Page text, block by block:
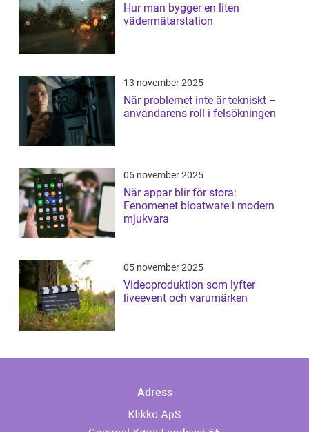
Hur man bygger en liten
vädermätarstation
13 november 2025
När problemet inte är tekniskt –
användarens roll i felsökningen
06 november 2025
När appar blir för stora:
Fenomenet bloatware i modern
mjukvara
05 november 2025
Videoproduktion som lyfter
liveevent och varumärken
Adress